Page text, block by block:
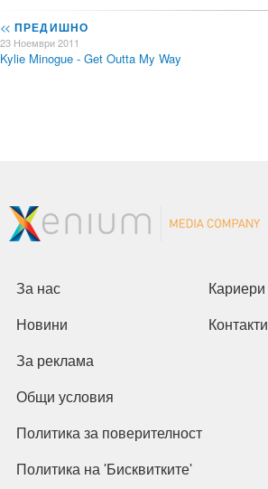
<< ПРЕДИШНО
23 Ноември 2011
Kylie Minogue - Get Outta My Way
За нас Кариери
Новини Контакти
За реклама
Общи условия
Политика за поверителност
Политика на 'Бисквитките'